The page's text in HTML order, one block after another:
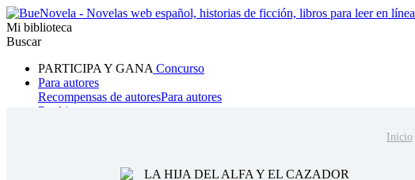
Mi biblioteca
Buscar
PARTICIPA Y GANA Concurso
Para autores
Recompensas de autoresPara autores
Ranking
Hombre loboMafia Sistema Fantasía UrbanoLGBTQ+
Inicio